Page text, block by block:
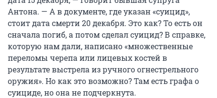
Антона. — А в документе, где указан «суицид»,
стоит дата смерти 20 декабря. Это как? То есть он
сначала погиб, а потом сделал суицид? В справке,
которую нам дали, написано «множественные
переломы черепа или лицевых костей в
результате выстрела из ручного огнестрельного
оружия». Но как это возможно? Там есть графа о
суициде, но она не подчеркнута.